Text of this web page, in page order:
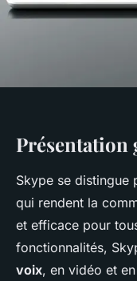
Présentation
Skype se distingue
qui rendent la
et efficace pour
fonctionnalités,
voix, en vidéo et